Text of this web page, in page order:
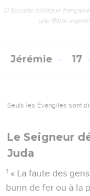
© Société biblique
une Bible
Jérémie 17
Seuls les Évangiles sont
Le Seigneur
Juda
1 « La faute des
burin de fer ou à la